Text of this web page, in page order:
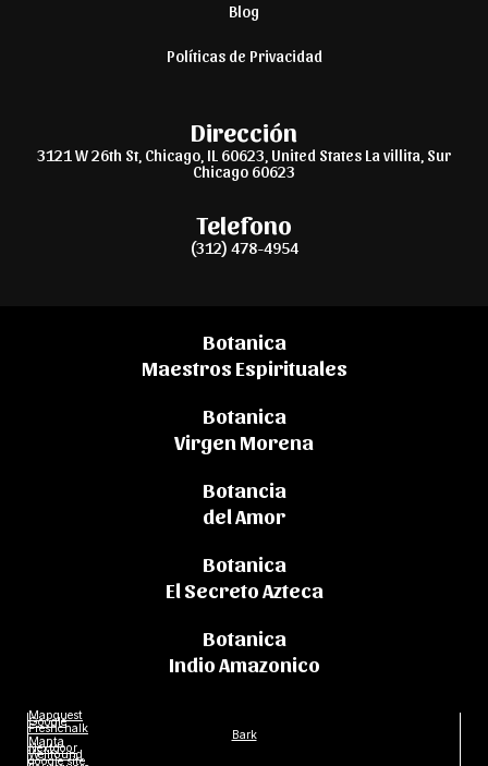
Blog
Políticas de Privacidad
Dirección
3121 W 26th St, Chicago, IL 60623, United States La villita, Sur
Chicago 60623
Telefono
(312) 478-4954
Botanica
Maestros Espirituales
Botanica
Virgen Morena
Botancia
del Amor
Botanica
El Secreto Azteca
Botanica
Indio Amazonico
Mapquest
Google
Freshchalk Bark
Manta
Nextdoor
Wellfound
google site